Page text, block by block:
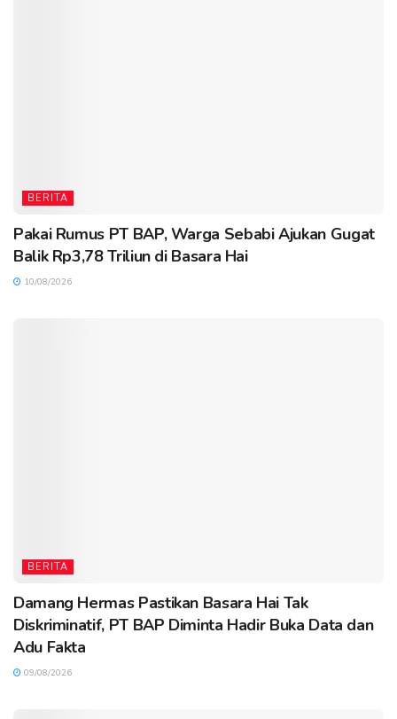
BERITA
Pakai Rumus PT BAP, Warga Sebabi Ajukan Gugat
Balik Rp3,78 Triliun di Basara Hai
10/08/2026
BERITA
Damang Hermas Pastikan Basara Hai Tak
Diskriminatif, PT BAP Diminta Hadir Buka Data dan
Adu Fakta
09/08/2026